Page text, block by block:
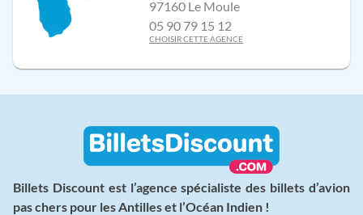
97160 Le Moule
05 90 79 15 12
CHOISIR CETTE AGENCE
Billets Discount est l’agence spécialiste des billets d’avion
pas chers pour les Antilles et l’Océan Indien !